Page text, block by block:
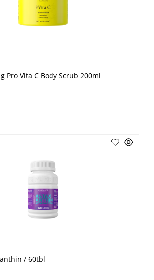
Pro Vita C Body Scrub 200ml
/ 60tbl